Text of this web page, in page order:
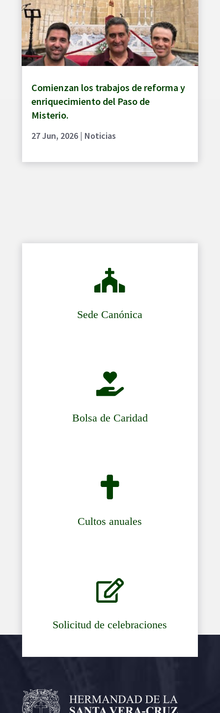
Comienzan los trabajos de reforma y
enriquecimiento del Paso de
Misterio.
27 Jun, 2026| Noticias

Sede Canónica

Bolsa de Caridad

Cultos anuales

Solicitud de celebraciones